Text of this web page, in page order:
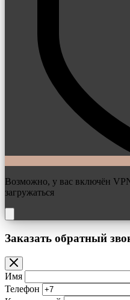
Возможно, у вас включён
загружаться
Заказать обратный
Имя
Телефон